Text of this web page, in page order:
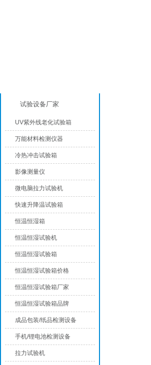
试验设备厂家
UV紫外线老化试验箱
万能材料检测仪器
冷热冲击试验箱
影像测量仪
微电脑拉力试验机
快速升降温试验箱
恒温恒湿箱
恒温恒湿试验机
恒温恒湿试验箱
恒温恒湿试验箱价格
恒温恒湿试验箱厂家
恒温恒湿试验箱品牌
成品包装/纸品检测设备
手机/锂电池检测设备
拉力试验机